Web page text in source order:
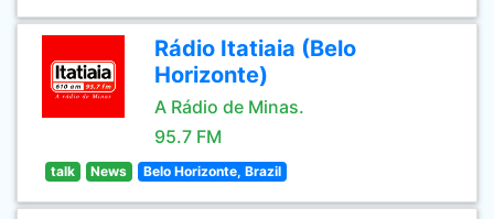
Rádio Itatiaia (Belo
Horizonte)
A Rádio de Minas.
95.7 FM
talk News Belo Horizonte, Brazil